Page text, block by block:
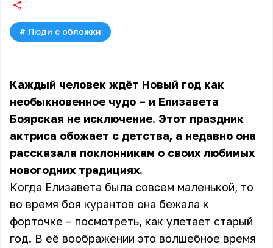
# Люди с обложки
Каждый человек ждёт Новый год как
необыкновенное чудо – и Елизавета
Боярская не исключение. Этот праздник
актриса обожает с детства, а недавно она
рассказала поклонникам о своих любимых
новогодних традициях.
Когда Елизавета была совсем маленькой, то
во время боя курантов она бежала к
форточке – посмотреть, как улетает старый
год. В её воображении это волшебное время